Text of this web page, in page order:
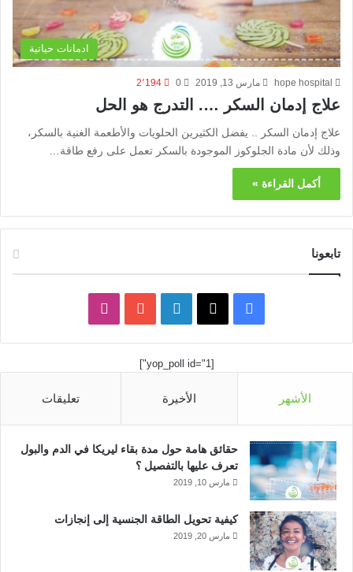
ادمانات حياتية
hope hospital مارس 13, 2019 0 2٬194
علاج إدمان السكر …. التدرج هو الحل
علاج إدمان السكر .. يفضل الكثيرين الحلويات والأطعمة الغنية بالسكر،
وذلك لأن مادة الجلوكوز الموجودة بالسكر تعمل على رفع طاقة…
أكمل القراءة »
تابعونا
ي
س
ك
X
ي
ن
ك
إ
Y
o
ن
س
م
[yop_poll id="1"]
الأشهر الأخيرة تعليقات
حقائق هامة حول مدة بقاء ليريكا في الدم والبول
تعرف عليها بالتفصيل ؟
مارس 10, 2019
كيفية تحويل الطاقة الجنسية إلى إنجازات
مارس 20, 2019